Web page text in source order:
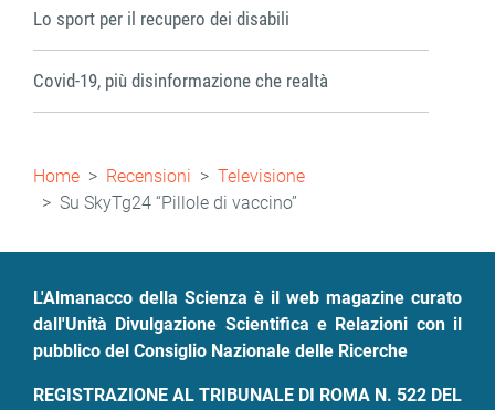
Lo sport per il recupero dei disabili
Covid-19, più disinformazione che realtà
Briciole
di
pane
Home Recensioni
Televisione
Su SkyTg24 “Pillole di vaccino”
L'Almanacco della Scienza è il web magazine curato
dall'Unità Divulgazione Scientifica e Relazioni con il
pubblico del Consiglio Nazionale delle Ricerche
REGISTRAZIONE AL TRIBUNALE DI ROMA N. 522 DEL